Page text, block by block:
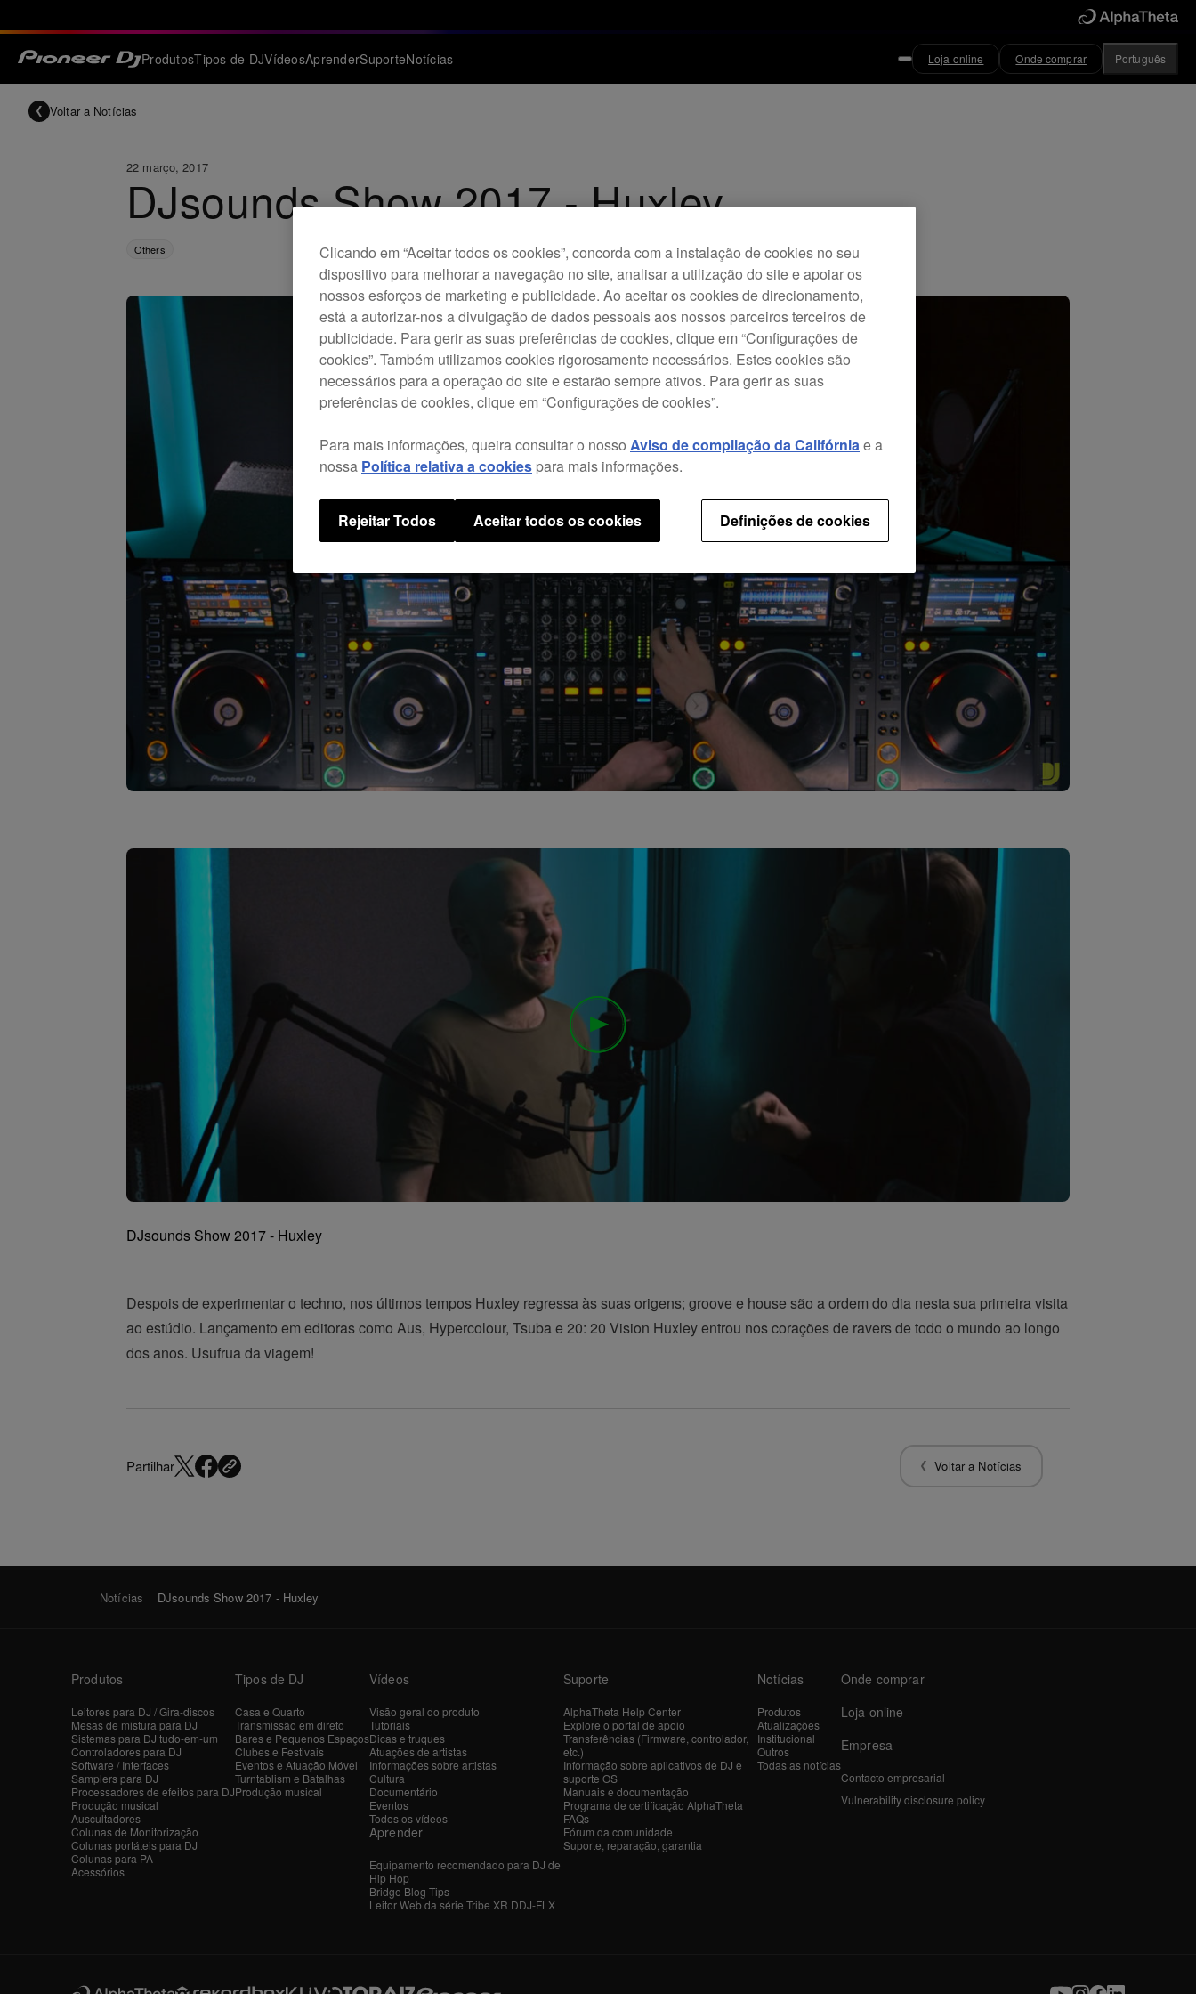
ProdutosTipos de DJVídeosAprenderSuporteNotícias Loja online Onde comprar Português
Voltar a Notícias
22 março, 2017
DJsounds Show 2017 - Huxley
Others
DJsounds Show 2017 - Huxley
Despois de experimentar o techno, nos últimos tempos Huxley regressa às suas origens; groove e house são a ordem do dia nesta sua primeira visita
ao estúdio. Lançamento em editoras como Aus, Hypercolour, Tsuba e 20: 20 Vision Huxley entrou nos corações de ravers de todo o mundo ao longo
dos anos. Usufrua da viagem!
Partilhar Voltar a Notícias
Notícias DJsounds Show 2017 - Huxley
Produtos
Leitores para DJ / Gira-discos
Mesas de mistura para DJ
Sistemas para DJ tudo-em-um
Controladores para DJ
Software / Interfaces
Samplers para DJ
Processadores de efeitos para DJ
Produção musical
Auscultadores
Colunas de Monitorização
Colunas portáteis para DJ
Colunas para PA
Acessórios
Tipos de DJ
Casa e Quarto
Transmissão em direto
Bares e Pequenos Espaços
Clubes e Festivais
Eventos e Atuação Móvel
Turntablism e Batalhas
Produção musical
Vídeos
Visão geral do produto
Tutoriais
Dicas e truques
Atuações de artistas
Informações sobre artistas
Cultura
Documentário
Eventos
Todos os vídeos
Aprender
Equipamento recomendado para DJ de
Hip Hop
Bridge Blog Tips
Leitor Web da série Tribe XR DDJ-FLX
Suporte
AlphaTheta Help Center
Explore o portal de apoio
Transferências (Firmware, controlador,
etc.)
Informação sobre aplicativos de DJ e
suporte OS
Manuais e documentação
Programa de certificação AlphaTheta
FAQs
Fórum da comunidade
Suporte, reparação, garantia
Notícias
Produtos
Atualizações
Institucional
Outros
Todas as notícias
Onde comprar
Loja online
Empresa
Contacto empresarial
Vulnerability disclosure policy
Clicando em “Aceitar todos os cookies”, concorda com a instalação de cookies no seu
dispositivo para melhorar a navegação no site, analisar a utilização do site e apoiar os
nossos esforços de marketing e publicidade. Ao aceitar os cookies de direcionamento,
está a autorizar-nos a divulgação de dados pessoais aos nossos parceiros terceiros de
publicidade. Para gerir as suas preferências de cookies, clique em “Configurações de
cookies”. Também utilizamos cookies rigorosamente necessários. Estes cookies são
necessários para a operação do site e estarão sempre ativos. Para gerir as suas
preferências de cookies, clique em “Configurações de cookies”.
Para mais informações, queira consultar o nosso Aviso de compilação da Califórniae a
nossa Política relativa a cookies para mais informações.
Definições de cookies
Rejeitar Todos Aceitar todos os cookies